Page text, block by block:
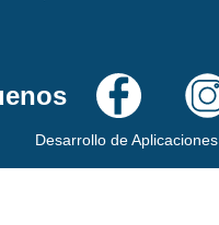
Desarrollo de Aplicaciones